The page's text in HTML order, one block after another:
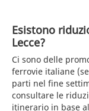
Esistono
Lecce?
Ci sono delle
ferrovie italiane
parti nel fine
consultare le
itinerario in base